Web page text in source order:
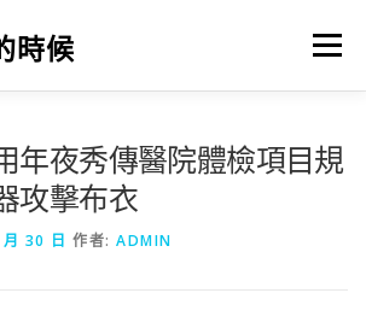
時候 選單
年夜秀傳醫院體檢項目規
攻擊布衣
30 日 作者: ADMIN